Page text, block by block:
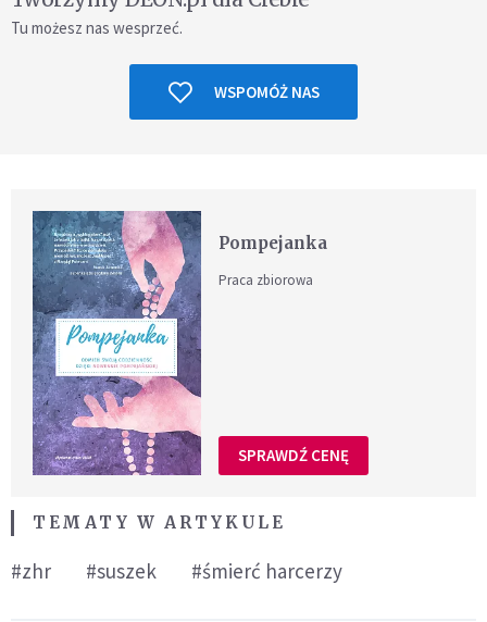
Tu możesz nas wesprzeć.
WSPOMÓŻ NAS
Pompejanka
Praca zbiorowa
SPRAWDŹ CENĘ
TEMATY W ARTYKULE
#zhr #suszek #śmierć harcerzy